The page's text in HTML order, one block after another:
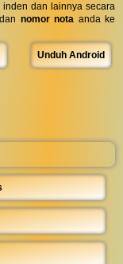
inden dan lainnya secara
dan nomor nota anda ke
Unduh Android